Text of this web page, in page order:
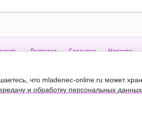
Доставка Гарантия Новости
10-19, Сб-Вс 10-18
что mladenec-online.ru может
и обработку персональных данных